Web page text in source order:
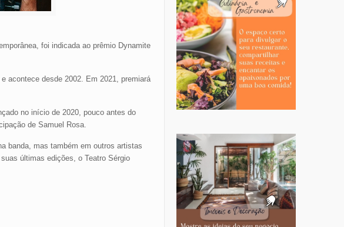
foi indicada ao prêmio Dynamite
acontece desde 2002. Em 2021, premiará
no início de 2020, pouco antes do
de Samuel Rosa.
banda, mas também em outros artistas
últimas edições, o Teatro Sérgio